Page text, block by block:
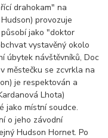
drahokam" na
provozuje
jako "doktor
vystavěný okolo
úbytek návštěvníků, Doc
městečku se zcvrkla na
je respektován a
Lhota)
jako místní soudce.
o jeho závodní
Hudson Hornet. Po